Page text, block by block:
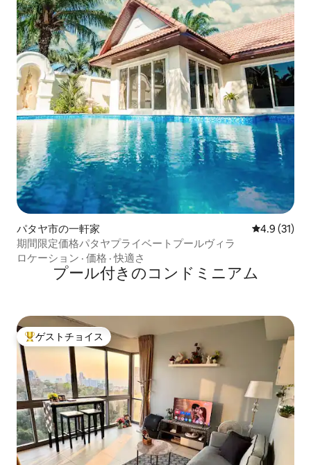
パタヤ市の一軒家 レビュー31
4.9 (31)
期間限定価格パタヤプライベートプールヴィラ
ロケーション · 価格 ·快適さ
プール付きのコンドミニアム
大好評のゲストチョイスです。
ゲストチョイス